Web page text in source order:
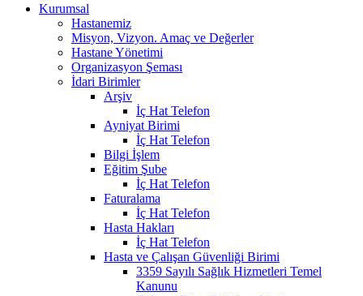
Kurumsal
Hastanemiz
Misyon, Vizyon. Amaç ve Değerler
Hastane Yönetimi
Organizasyon Şeması
İdari Birimler
Arşiv
İç Hat Telefon
Ayniyat Birimi
İç Hat Telefon
Bilgi İşlem
Eğitim Şube
İç Hat Telefon
Faturalama
İç Hat Telefon
Hasta Hakları
İç Hat Telefon
Hasta ve Çalışan Güvenliği Birimi
3359 Sayılı Sağlık Hizmetleri Temel
Kanunu